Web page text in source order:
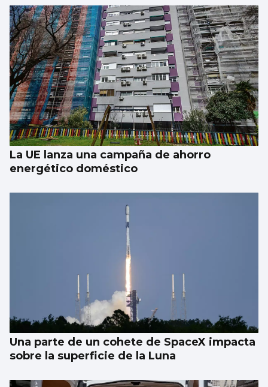
La UE lanza una campaña de ahorro
energético doméstico
Una parte de un cohete de SpaceX impacta
sobre la superficie de la Luna